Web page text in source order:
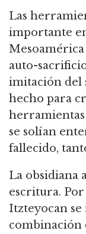
Las
importante
auto-
imitación del
hecho para
herramientas
se solían
fallecido,
La obsidiana
escritura.
Itzteyocan
combinación